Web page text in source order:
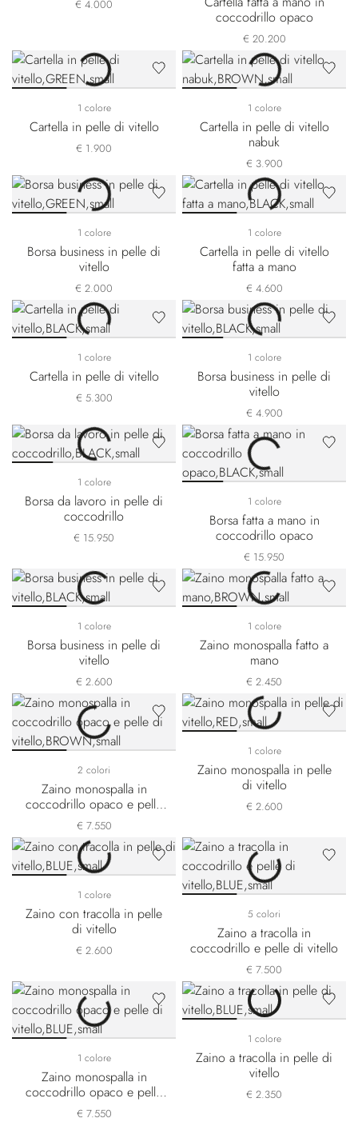
€ 4.000
coccodrillo opaco
€ 20.200
1 colore
Cartella in pelle di vitello
€ 1.900
1 colore
Cartella in pelle di vitello
nabuk
€ 3.900
1 colore
Borsa business in pelle di
vitello
€ 2.000
1 colore
Cartella in pelle di vitello
fatta a mano
€ 4.600
1 colore
Cartella in pelle di vitello
€ 5.300
1 colore
Borsa business in pelle di
vitello
€ 4.900
1 colore
Borsa da lavoro in pelle di
coccodrillo
€ 15.950
1 colore
Borsa fatta a mano in
coccodrillo opaco
€ 15.950
1 colore
Borsa business in pelle di
vitello
€ 2.600
1 colore
Zaino monospalla fatto a
mano
€ 2.450
2 colori
Zaino monospalla in
coccodrillo opaco e pelle
di vitello
€ 7.550
1 colore
Zaino monospalla in pelle
di vitello
€ 2.600
1 colore
Zaino con tracolla in pelle
di vitello
€ 2.600
5 colori
Zaino a tracolla in
coccodrillo e pelle di vitello
€ 7.500
1 colore
Zaino monospalla in
coccodrillo opaco e pelle
di vitello
€ 7.550
1 colore
Zaino a tracolla in pelle di
vitello
€ 2.350